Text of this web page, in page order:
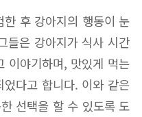
후 강아지의 행동이 눈
들은 강아지가 식사 시간
이야기하며, 맛있게 먹는
다고 합니다. 이와 같은
선택을 할 수 있도록 도